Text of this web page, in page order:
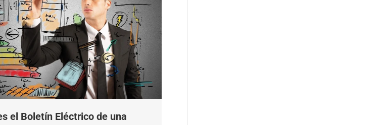
el Boletín Eléctrico de una